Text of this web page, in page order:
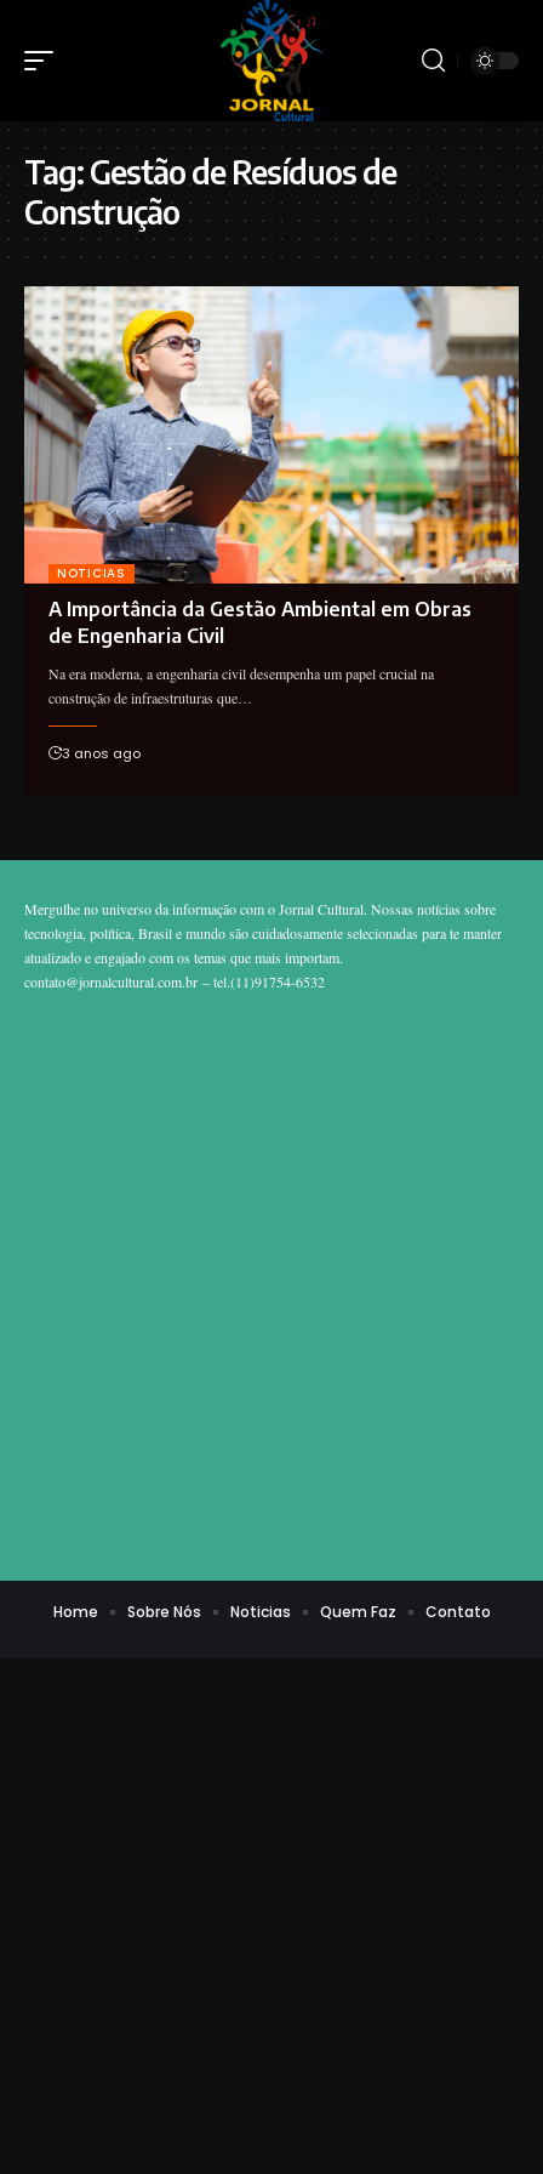
Tag:Gestão de Resíduos de
Construção
NOTICIAS
A Importância da Gestão Ambiental em Obras
de Engenharia Civil
Na era moderna, a engenharia civil desempenha um papel crucial na
construção de infraestruturas que…
3 anos ago
Mergulhe no universo da informação com o Jornal Cultural. Nossas notícias sobre
tecnologia, política, Brasil e mundo são cuidadosamente selecionadas para te manter
atualizado e engajado com os temas que mais importam.
contato@jornalcultural.com.br – tel.(11)91754-6532
Home Sobre Nós Noticias Quem Faz Contato